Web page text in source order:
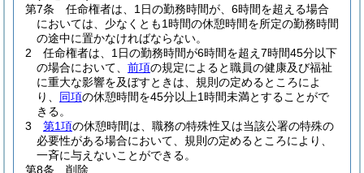
第7条
任命権者は、1日の勤務時間が、6時間を超える場合
においては、少なくとも1時間の休憩時間を所定の勤務時間
の途中に置かなければならない。
2
任命権者は、1日の勤務時間が6時間を超え7時間45分以下
の場合において、 前項の規定によると職員の健康及び福祉
に重大な影響を及ぼすときは、規則の定めるところによ
り、 同項の休憩時間を45分以上1時間未満とすることがで
きる。
3
第1項の休憩時間は、職務の特殊性又は当該公署の特殊の
必要性がある場合において、規則の定めるところにより、
一斉に与えないことができる。
第8条
削除